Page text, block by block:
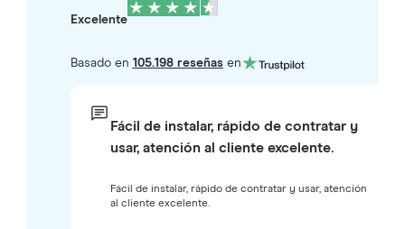
Excelente
Basado en 105.198 reseñasen
Fácil de instalar, rápido de contratar y
usar, atención al cliente excelente.
Fácil de instalar, rápido de contratar y usar, atención
al cliente excelente.